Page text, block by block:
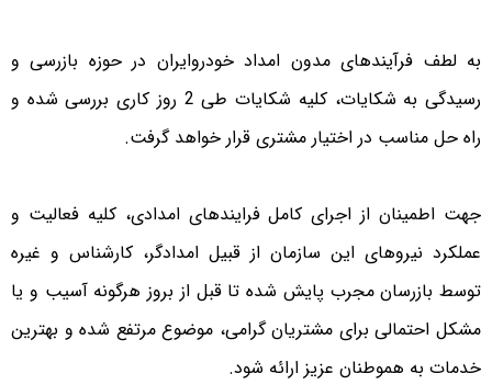
به لطف فرآیندهای مدون امداد خودروایران در حوزه بازرسی و
رسیدگی به شکایات، کلیه شکایات طی 2 روز کاری بررسی شده و
راه حل مناسب در اختیار مشتری قرار خواهد گرفت.
جهت اطمینان از اجرای کامل فرایندهای امدادی، کلیه فعالیت و
عملکرد نیروهای این سازمان از قبیل امدادگر، کارشناس و غیره
توسط بازرسان مجرب پایش شده تا قبل از بروز هرگونه آسیب و یا
مشکل احتمالی برای مشتریان گرامی، موضوع مرتفع شده و بهترین
خدمات به هموطنان عزیز ارائه شود.